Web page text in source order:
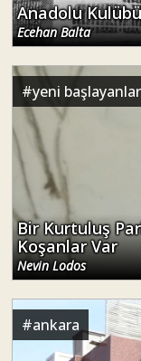
Anadolu
Ecehan Balta
#yeni
Bir Kurtuluş
Koşanlar Var
Nevin Lodos
#ankara